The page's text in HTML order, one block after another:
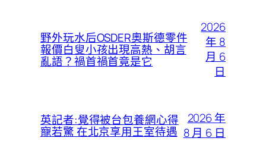
野外玩水后OSDER奧斯德零件
報價白叟小孩出現高熱、胡言
亂語？禍首禍首竟是它
2026
年 8
月 6
日
英記者:覺得被台包養網心得
寵若驚 在北京享用王室待遇
2026 年
8 月 6 日